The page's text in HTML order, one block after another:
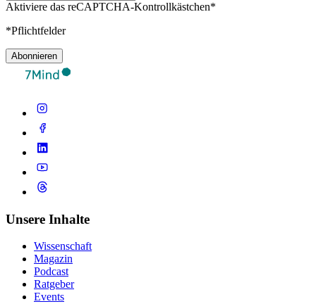
Aktiviere das reCAPTCHA-Kontrollkästchen*
*Pflichtfelder
Abonnieren
Unsere Inhalte
Wissenschaft
Magazin
Podcast
Ratgeber
Events